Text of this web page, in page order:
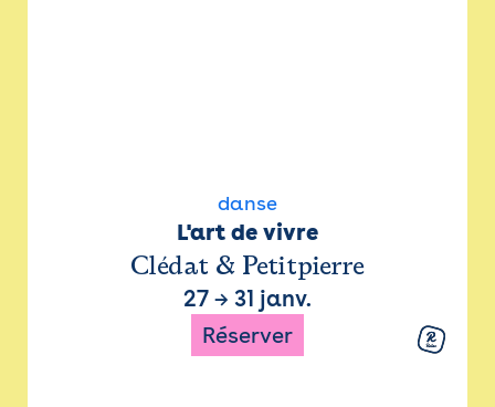
danse
L'art de vivre
Clédat & Petitpierre
27 → 31 janv.
Réserver